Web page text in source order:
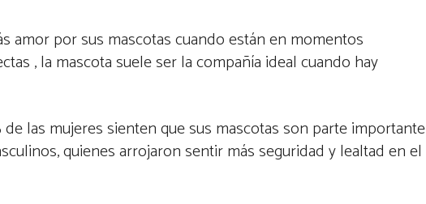
amor por sus mascotas cuando están en momentos
, la mascota suele ser la compañía ideal cuando hay
las mujeres sienten que sus mascotas son parte importante
quienes arrojaron sentir más seguridad y lealtad en el